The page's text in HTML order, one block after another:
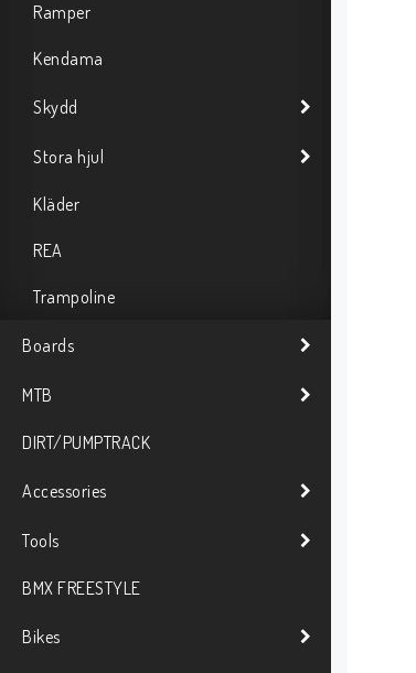
Ramper
Kendama
Skydd
Stora hjul
Kläder
REA
Trampoline
Boards
MTB
DIRT/PUMPTRACK
Accessories
Tools
BMX FREESTYLE
Bikes